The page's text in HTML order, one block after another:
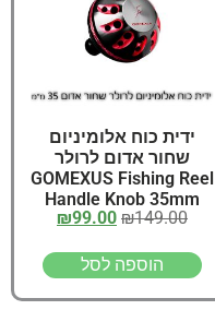
ידית כוח אלומיניום
שחור אדום לרולר
GOMEXUS Fishing Reel
Handle Knob 35mm
₪149.00
₪99.00
הוספה לסל